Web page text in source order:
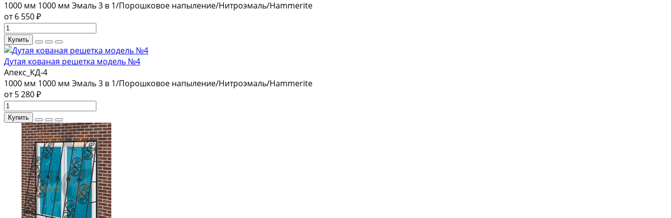
1000 мм 1000 мм Эмаль 3 в 1/Порошковое напыление/Нитроэмаль/Hammerite
от 6 550 ₽
Купить
Дутая кованая решетка модель №4
Апекс_КД-4
1000 мм 1000 мм Эмаль 3 в 1/Порошковое напыление/Нитроэмаль/Hammerite
от 5 280 ₽
Купить